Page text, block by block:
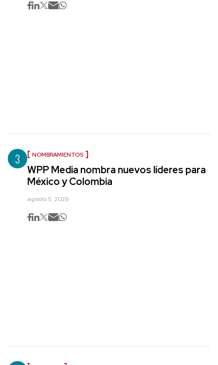
3 NOMBRAMIENTOS
WPP Media nombra nuevos líderes para
México y Colombia
agosto 5, 2026